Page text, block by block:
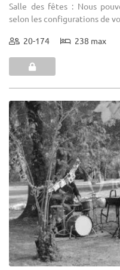
Salle des fêtes : Nous
selon les configurations de
20-174 238 max